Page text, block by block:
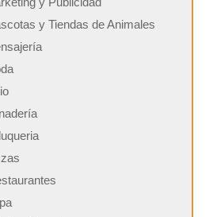
y Tiendas de Animales